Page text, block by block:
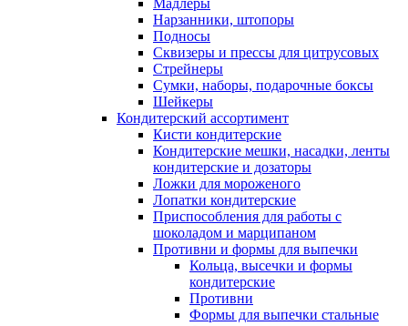
Мадлеры
Нарзанники, штопоры
Подносы
Сквизеры и прессы для цитрусовых
Стрейнеры
Сумки, наборы, подарочные боксы
Шейкеры
Кондитерский ассортимент
Кисти кондитерские
Кондитерские мешки, насадки, ленты
кондитерские и дозаторы
Ложки для мороженого
Лопатки кондитерские
Приспособления для работы с
шоколадом и марципаном
Противни и формы для выпечки
Кольца, высечки и формы
кондитерские
Противни
Формы для выпечки стальные